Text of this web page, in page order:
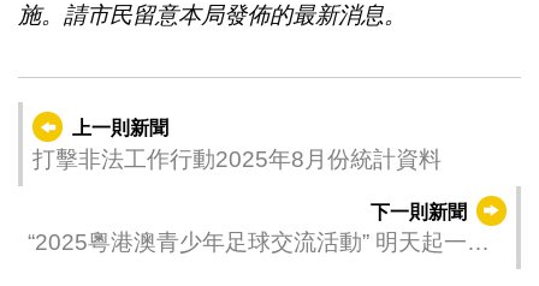
施。請市民留意本局發佈的最新消息。
上一則新聞
打擊非法工作行動2025年8月份統計資料
下一則新聞
“2025粵港澳青少年足球交流活動” 明天起一連